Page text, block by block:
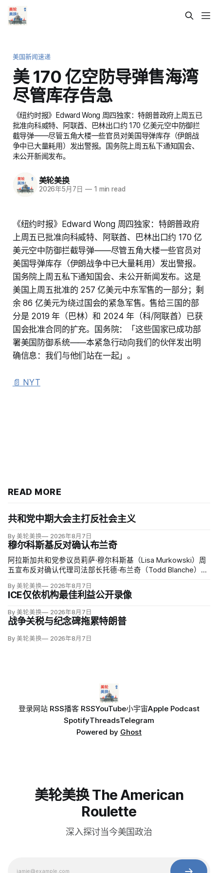
美国新闻速递
美 170 亿空防导弹售海湾
尽管库存告急
《纽约时报》Edward Wong 周四独家：特朗普政府上周五已
批准向科威特、阿联酋、巴林出口约 170 亿美元空中防御拦
截导弹——尽管五角大楼一些官员对美国导弹库存（伊朗战
争中已大量耗用）发出警报。国务院上周五私下通知国会、
未公开新闻发布。
美轮美换
2026年5月7日 —1 min read
《纽约时报》Edward Wong 周四独家：特朗普政府
上周五已批准向科威特、阿联酋、巴林出口约 170 亿
美元空中防御拦截导弹——尽管五角大楼一些官员对
美国导弹库存（伊朗战争中已大量耗用）发出警报。
国务院上周五私下通知国会、未公开新闻发布。这是
美国上周五批准的 257 亿美元中东军售的一部分；剩
余 86 亿美元为绕过国会的紧急军售。售给三国的部
分是 2019 年（巴林）和 2024 年（科/阿联酋）已获
国会批准合同的扩充。国务院：「这些国家已成功部
署美国防御系统——本紧急行动向我们的伙伴发出明
确信息：我们与他们站在一起」。
📄 NYT
READ MORE
共和党中期大会主打反社会主义
By 美轮美换 2026年8月7日
穆尔科斯基反对确认布兰奇
阿拉斯加共和党参议员莉萨·穆尔科斯基（Lisa Murkowski）周
五宣布反对确认代理司法部长托德·布兰奇（Todd Blanche），
By 美轮美换 2026年8月7日
ICE仅依机构最佳利益公开录像
By 美轮美换 2026年8月7日
战争关税与纪念碑拖累特朗普
By 美轮美换 2026年8月7日
登录网站 RSS播客 RSSYouTube小宇宙Apple Podcast
SpotifyThreadsTelegram
Powered by Ghost
美轮美换 The American
Roulette
深入探讨当今美国政治